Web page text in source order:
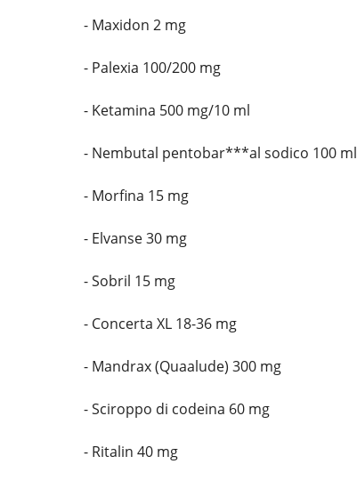
- Maxidon 2 mg
- Palexia 100/200 mg
- Ketamina 500 mg/10 ml
- Nembutal pentobar***al sodico 100 ml
- Morfina 15 mg
- Elvanse 30 mg
- Sobril 15 mg
- Concerta XL 18-36 mg
- Mandrax (Quaalude) 300 mg
- Sciroppo di codeina 60 mg
- Ritalin 40 mg